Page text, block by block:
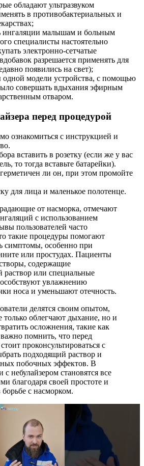
обладают ультразвуком
в противобактериальных и
ингаляции малышам и больным
специалисты настоятельно
электронно-сетчатые
разрешается применять для
появились на свет);
одной модели устройства, с помощью
совершать вдыхания эфирным
отваром.
перед процедурой
ознакомиться с инструкцией и
вставить в розетку (если же у вас
то тогда вставьте батарейки).
герметичен ли он, при этом промойте
для лица и маленькое полотенце.
от насморка, отмечают
с использованием
пользователей часто
такие процедуры помогают
симптомы, особенно при
или простудах. Пациенты
содержащие
раствор или специальные
увлажнению
носа и уменьшают отечность.
делятся своим опытом,
только облегчают дыхание, но и
осложнения, такие как
помнить, что перед
проконсультироваться с
подходящий раствор и
побочных эффектов. В
небулайзером становятся все
благодаря своей простоте и
с насморком.